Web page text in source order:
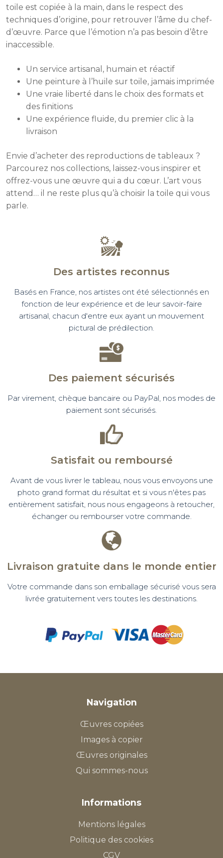
toile est copiée à la main, dans le respect des
techniques d’origine, pour retrouver l’âme du chef-
d’œuvre. Parce que l’émotion n’a pas besoin d’être
inaccessible.
Un service artisanal, humain et réactif
Une peinture à l’huile sur toile, jamais imprimée
Une vraie liberté dans le choix des formats et
des finitions
Une expérience fluide, du premier clic à la
livraison
Envie d’acheter des reproductions de tableaux ?
Parcourez nos collections, laissez-vous inspirer et
offrez-vous une œuvre qui a du cœur. L’art vous
attend… il ne reste plus qu’à choisir la toile qui vous
parle.
Des artistes reconnus
Basés en France, nos artistes ont été sélectionnés en
fonction de leur expérience et de leur savoir-faire
artisanal, chacun d'entre eux ayant un mouvement
pictural de prédilection.
Des paiement sécurisés
Par virement, chèque bancaire ou PayPal, nos modes de
paiement sont sécurisés.
Satisfait ou remboursé
Avant de vous livrer le tableau, nous vous envoyons une
photo grand format du résultat et si vous n'êtes pas
entièrement satisfait, nous nous engageons à retoucher,
échanger ou rembourser votre commande.
Livraison gratuite dans le monde entier
Votre commande dans son emballage sécurisé vous sera
livrée gratuitement vers toutes les destinations.
Navigation
Œuvres copiées
Images à copier
Œuvres originales
Qui sommes-nous
Informations
Mentions légales
Politique des cookies
CGV